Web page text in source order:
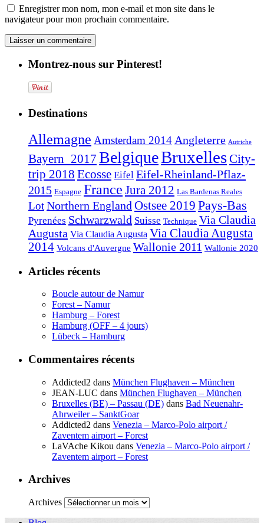
Enregistrer mon nom, mon e-mail et mon site dans le
navigateur pour mon prochain commentaire.
Montrez-nous sur Pinterest!
Destinations
Allemagne Amsterdam 2014 Angleterre Autriche
Bayern_2017 BelgiqueBruxellesCity-
trip 2018 Ecosse Eifel Eifel-Rheinland-Pflaz-
2015 Espagne France Jura 2012 Las Bardenas Reales
LotNorthern England Ostsee 2019 Pays-Bas
Pyrenées Schwarzwald Suisse Technique Via Claudia
Augusta Via Claudia Augusta Via Claudia Augusta
2014 Volcans d'Auvergne Wallonie 2011 Wallonie 2020
Articles récents
Boucle autour de Namur
Forest – Namur
Hamburg – Forest
Hamburg (OFF – 4 jours)
Lübeck – Hamburg
Commentaires récents
Addicted2 dans München Flughaven – München
JEAN-LUC dans München Flughaven – München
Bruxelles (BE) – Passau (DE) dans Bad Neuenahr-
Ahrweiler – SanktGoar
Addicted2 dans Venezia – Marco-Polo airport /
Zaventem airport – Forest
LaVAche Kikou dans Venezia – Marco-Polo airport /
Zaventem airport – Forest
Archives
Archives